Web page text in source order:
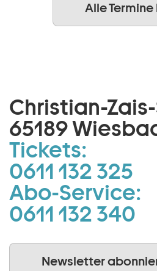
Alle
Christian-
65189
Tickets:
0611 132 325
Abo-Service:
0611 132 340
Newsletter